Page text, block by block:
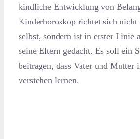
kindliche Entwicklung von
Kinderhoroskop richtet sich nicht
selbst, sondern ist in erster Linie
seine Eltern gedacht. Es soll ein
beitragen, dass Vater und Mutter
verstehen lernen.